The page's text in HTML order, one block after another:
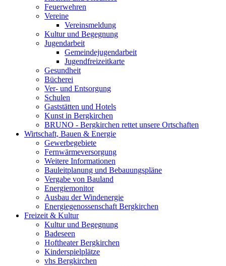
Feuerwehren
Vereine
Vereinsmeldung
Kultur und Begegnung
Jugendarbeit
Gemeindejugendarbeit
Jugendfreizeitkarte
Gesundheit
Bücherei
Ver- und Entsorgung
Schulen
Gaststätten und Hotels
Kunst in Bergkirchen
BRUNO - Bergkirchen rettet unsere Ortschaften
Wirtschaft, Bauen & Energie
Gewerbegebiete
Fernwärmeversorgung
Weitere Informationen
Bauleitplanung und Bebauungspläne
Vergabe von Bauland
Energiemonitor
Ausbau der Windenergie
Energiegenossenschaft Bergkirchen
Freizeit & Kultur
Kultur und Begegnung
Badeseen
Hoftheater Bergkirchen
Kinderspielplätze
vhs Bergkirchen